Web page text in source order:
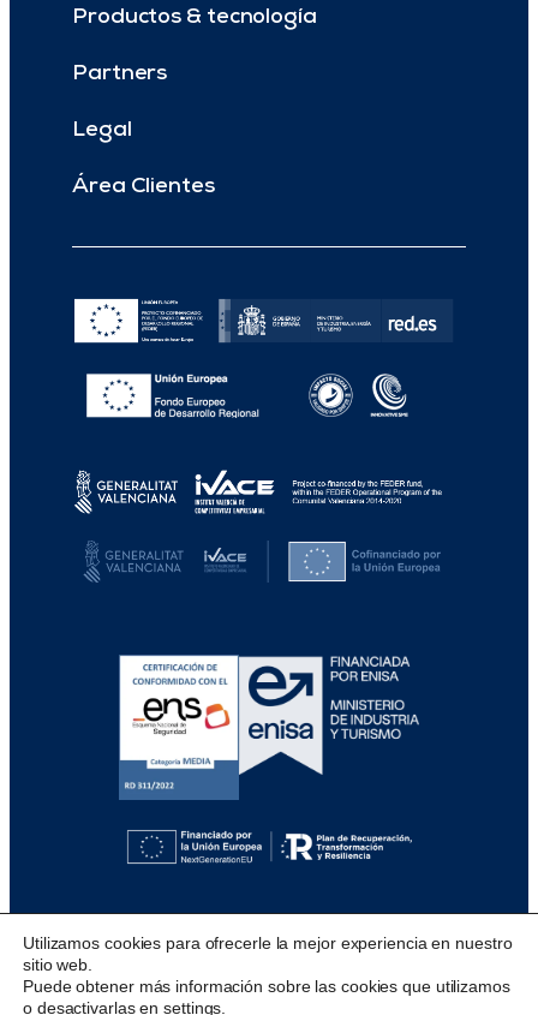
Productos & tecnología
Partners
Legal
Área Clientes
Utilizamos cookies para ofrecerle la mejor experiencia en nuestro
sitio web.
Puede obtener más información sobre las cookies que utilizamos
o desactivarlas ensettings